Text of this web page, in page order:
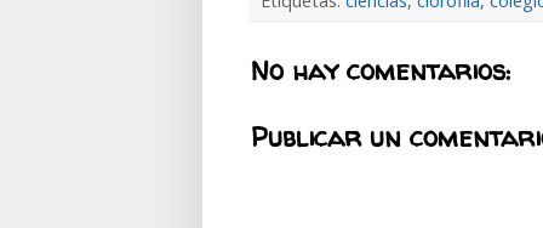
No hay comentarios:
Publicar un